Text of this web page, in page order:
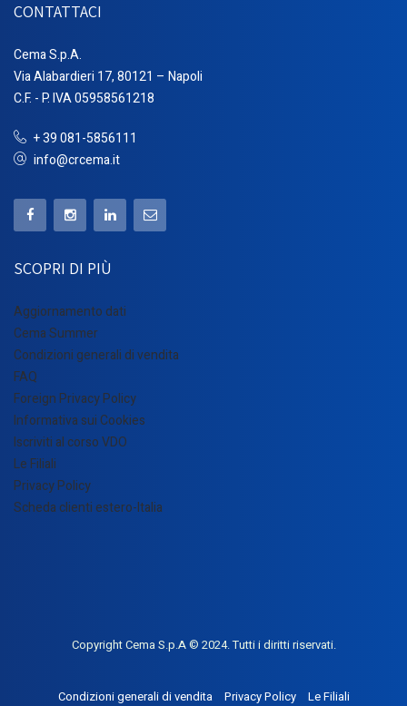
CONTATTACI
Cema S.p.A.
Via Alabardieri 17, 80121 – Napoli
C.F. - P. IVA 05958561218
+ 39 081-5856111
info@crcema.it
SCOPRI DI PIÙ
Aggiornamento dati
Cema Summer
Condizioni generali di vendita
FAQ
Foreign Privacy Policy
Informativa sui Cookies
Iscriviti al corso VDO
Le Filiali
Privacy Policy
Scheda clienti estero-Italia
Copyright Cema S.p.A © 2024. Tutti i diritti riservati.
Condizioni generali di vendita Privacy Policy Le Filiali